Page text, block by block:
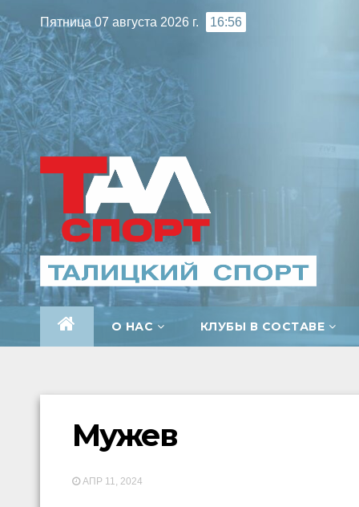
к
содержимому
Пятница 07 августа 2026 г. 16:56
О НАС КЛУБЫ В СОСТАВЕ
Мужев
АПР 11, 2024